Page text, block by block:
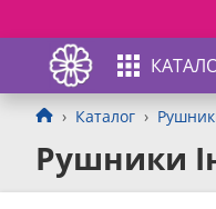
Каталог
Рушники